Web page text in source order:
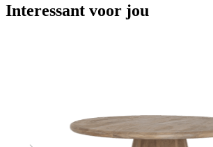
Interessant voor jou